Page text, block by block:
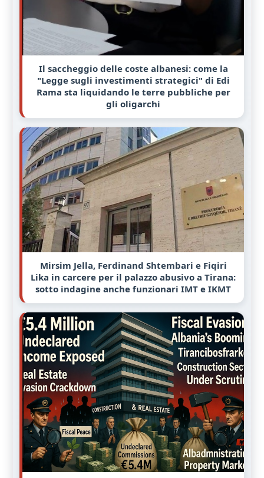
Il saccheggio delle coste albanesi: come la
"Legge sugli investimenti strategici" di Edi
Rama sta liquidando le terre pubbliche per
gli oligarchi
Mirsim Jella, Ferdinand Shtembari e Fiqiri
Lika in carcere per il palazzo abusivo a Tirana:
sotto indagine anche funzionari IMT e IKMT